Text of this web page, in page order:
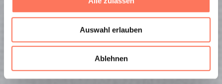
Auswahl erlauben
Ablehnen